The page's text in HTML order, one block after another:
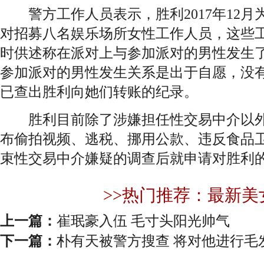
警方工作人员表示，胜利2017年12月
对招募八名娱乐场所女性工作人员，这些
时供述称在派对上与参加派对的男性发生
参加派对的男性发生关系是出于自愿，没
已查出胜利向她们转账的纪录。
胜利目前除了涉嫌担任性交易中介以
布偷拍视频、逃税、挪用公款、违反食品
束性交易中介嫌疑的调查后就申请对胜利
>>热门推荐：最新美
上一篇： 崔珉豪入伍 毛寸头阳光帅气
下一篇： 朴有天被警方搜查 将对他进行毛